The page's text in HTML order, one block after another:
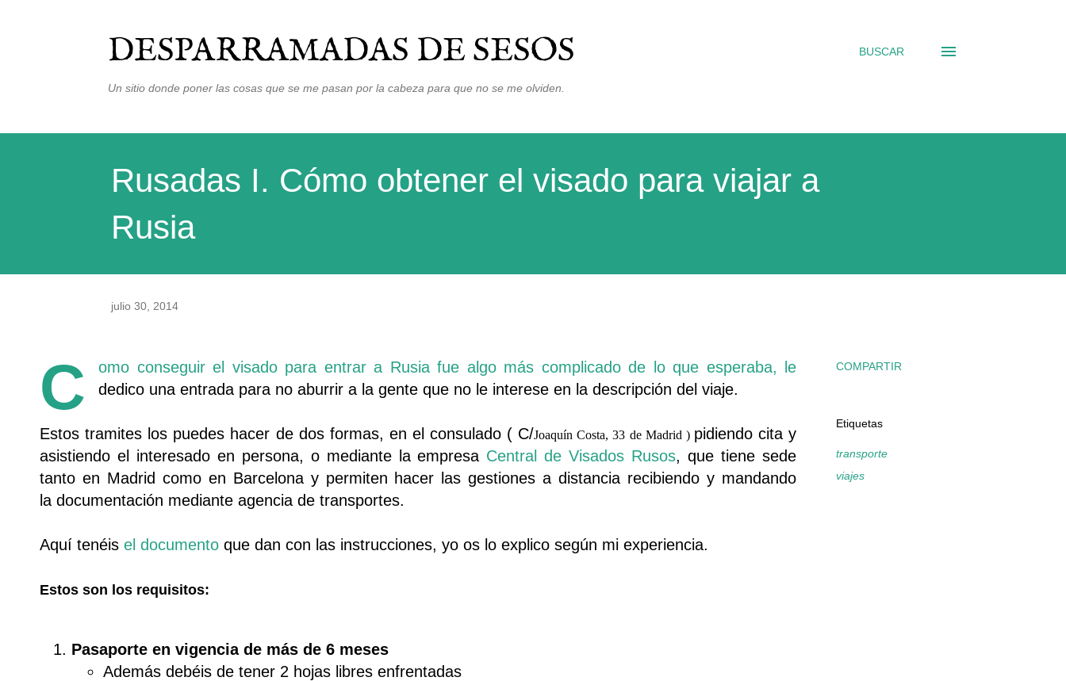
DESPARRAMADAS DE SESOS
Un sitio donde poner las cosas que se me pasan por la cabeza para que no se me olviden.
BUSCAR
Rusadas I. Cómo obtener el visado para viajar a
Rusia
julio 30, 2014
C
omo conseguir el visado para entrar a Rusia fue algo más complicado de lo que esperaba, le
dedico una entrada para no aburrir a la gente que no le interese en la descripción del viaje.
Estos tramites los puedes hacer de dos formas, en el consulado ( C/Joaquín Costa, 33 de Madrid ) pidiendo cita y
asistiendo el interesado en persona, o mediante la empresa Central de Visados Rusos, que tiene sede
tanto en Madrid como en Barcelona y permiten hacer las gestiones a distancia recibiendo y mandando
la documentación mediante agencia de transportes.
Aquí tenéis el documento que dan con las instrucciones, yo os lo explico según mi experiencia.
Estos son los requisitos:
Pasaporte en vigencia de más de 6 meses
Además debéis de tener 2 hojas libres enfrentadas
COMPARTIR
Etiquetas
transporte
viajes